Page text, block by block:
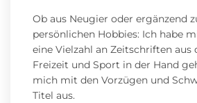
Ob aus Neugier oder ergänzend
persönlichen Hobbies: Ich habe
eine Vielzahl an Zeitschriften aus
Freizeit und Sport in der Hand
mich mit den Vorzügen und
Titel aus.